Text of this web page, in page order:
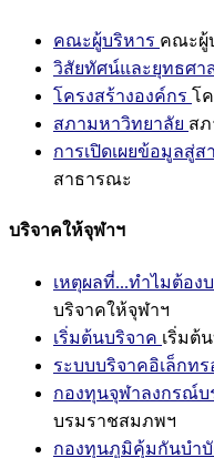
คณะผู้บริหาร คณะผู้
วิสัยทัศน์และยุทธศา
โครงสร้างองค์กร โ
สภามหาวิทยาลัย ส
การเปิดเผยข้อมูลสู่ส
สาธารณะ
บริจาคให้จุฬาฯ
เหตุผลที่...ทำไมต้อง
บริจาคให้จุฬาฯ
เริ่มต้นบริจาค เริ่มต้
ระบบบริจาคอิเล็กท
กองทุนจุฬาลงกรณ์
บรมราชสมภพฯ
กองทุนภูมิคุ้มกันบำบั